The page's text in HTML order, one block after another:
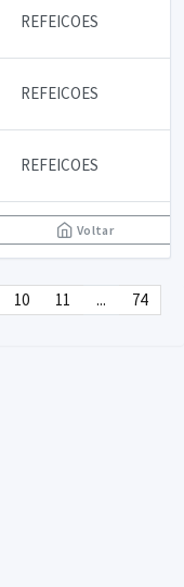
REFEICOES
REFEICOES
REFEICOES
Voltar
10 11 ...
74